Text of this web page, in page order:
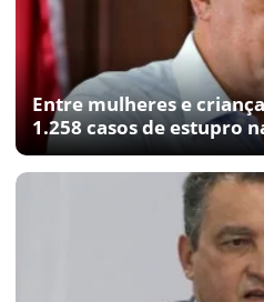
Entre mulheres e
1.258 casos de estupro